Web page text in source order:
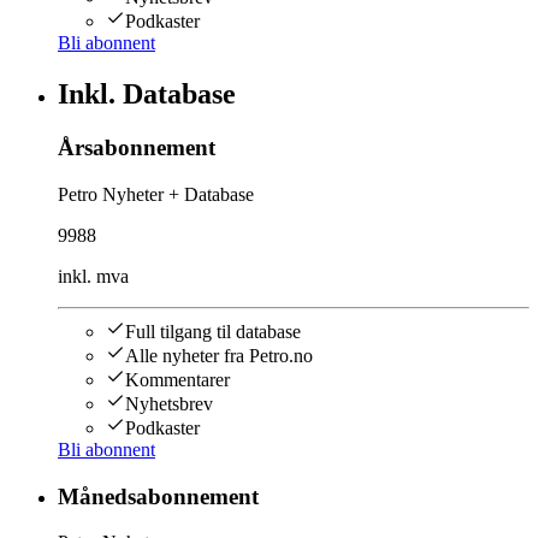
Podkaster
Bli abonnent
Inkl. Database
Årsabonnement
Petro Nyheter + Database
9988
inkl. mva
Full tilgang til database
Alle nyheter fra Petro.no
Kommentarer
Nyhetsbrev
Podkaster
Bli abonnent
Månedsabonnement